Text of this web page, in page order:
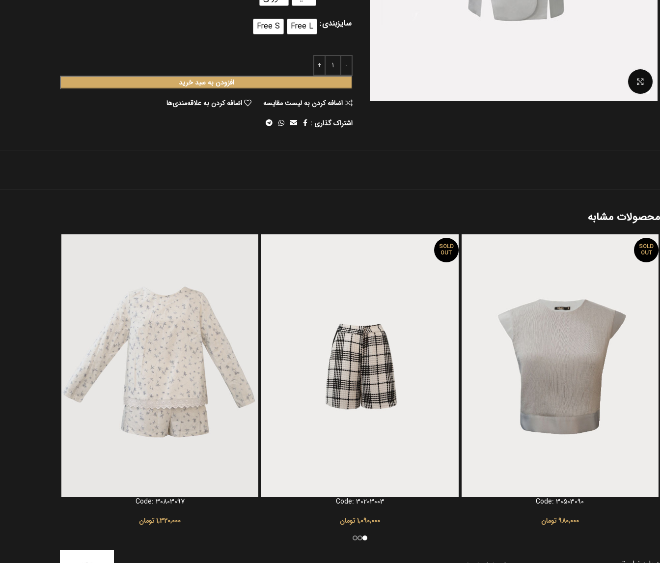
سایزبندی Free L
Free S
افزودن به سبد خرید
اضافه کردن به لیست مقایسه
اضافه کردن به علاقه‌مندی‌ها
اشتراک گذاری :
محصولات مشابه
SOLD
OUT
Code: 30503090
980,000تومان
SOLD
OUT
Code: 30203003
1,090,000تومان
Code: 30803097
1,320,000تومان